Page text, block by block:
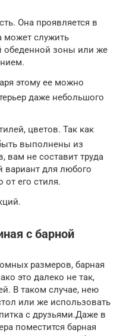
Она проявляется в
может служить
обеденной зоны или же
этому ее можно
даже небольшого
цветов. Так как
выполнены из
вам не составит труда
вариант для любого
от его стиля.
с барной
размеров, барная
это далеко не так,
В таком случае, нею
или же использовать
с друзьями.Даже в
поместится барная